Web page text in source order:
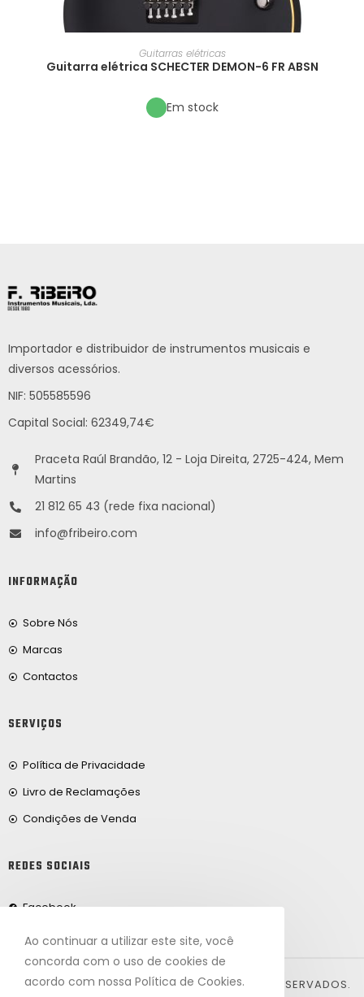
Guitarras elétricas
Guitarra elétrica SCHECTER DEMON-6 FR ABSN
Em stock
Importador e distribuidor de instrumentos musicais e
diversos acessórios.
NIF: 505585596
Capital Social: 62349,74€
Praceta Raúl Brandão, 12 - Loja Direita, 2725-424, Mem
Martins
21 812 65 43 (rede fixa nacional)
info@fribeiro.com
INFORMAÇÃO
Sobre Nós
Marcas
Contactos
SERVIÇOS
Política de Privacidade
Livro de Reclamações
Condições de Venda
REDES SOCIAIS
Facebook
© 2024, FRIBEIRO.COM. TODOS OS DIREITOS RESERVADOS.
Ao continuar a utilizar este site, você
concorda com o uso de cookies de
acordo com nossa Política de Cookies.